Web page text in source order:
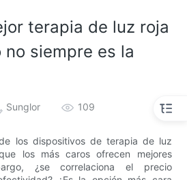
terapia de luz roja
siempre es la
Sunglor 109
los dispositivos de terapia de luz
los más caros ofrecen mejores
¿se correlaciona el precio